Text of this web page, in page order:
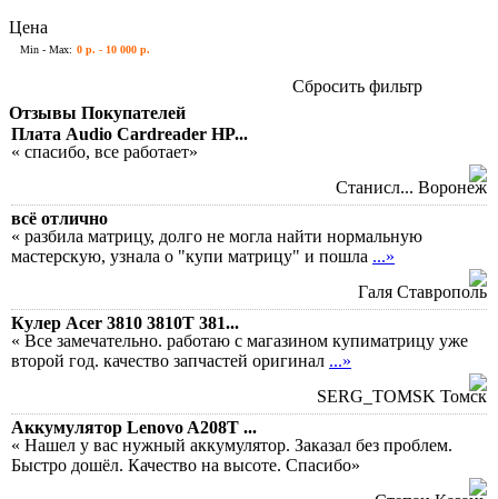
Цена
Min - Max: 0 р. - 10 000 р.
Сбросить фильтр
Отзывы Покупателей
Плата Audio Cardreader HP...
« спасибо, все работает»
Станисл... Воронеж
всё отлично
« разбила матрицу, долго не могла найти нормальную
мастерскую, узнала о "купи матрицу" и пошла ...»
Галя Ставрополь
Кулер Acer 3810 3810T 381...
« Все замечательно. работаю с магазином купиматрицу уже
второй год. качество запчастей оригинал ...»
SERG_TOMSK Томск
Аккумулятор Lenovo A208T ...
« Нашел у вас нужный аккумулятор. Заказал без проблем.
Быстро дошёл. Качество на высоте. Спасибо»